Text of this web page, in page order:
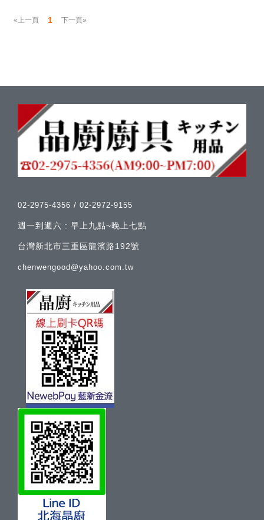
«上一頁 1 下一頁»
02-2975-4356 / 02-2972-9155
週一到週六 : 早上九點~晚上七點
台灣新北市三重區龍濱路192號
chenwengood@yahoo.com.tw